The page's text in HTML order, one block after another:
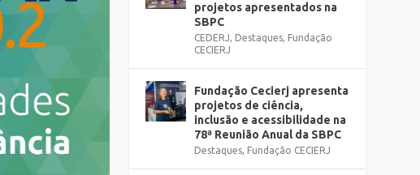
projetos apresentados na
SBPC
CEDERJ, Destaques, Fundação
CECIERJ
Fundação Cecierj apresenta
projetos de ciência,
inclusão e acessibilidade na
78ª Reunião Anual da SBPC
Destaques, Fundação CECIERJ